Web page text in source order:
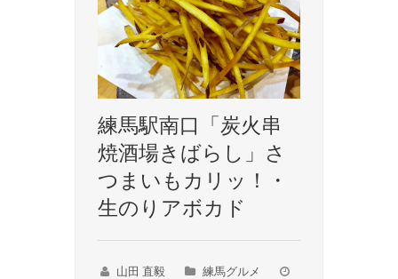
練馬駅南口「炭火串
焼酒場きばらし」さ
つまいもカリッ！・
生のりアボカド
山田 直毅
練馬グルメ